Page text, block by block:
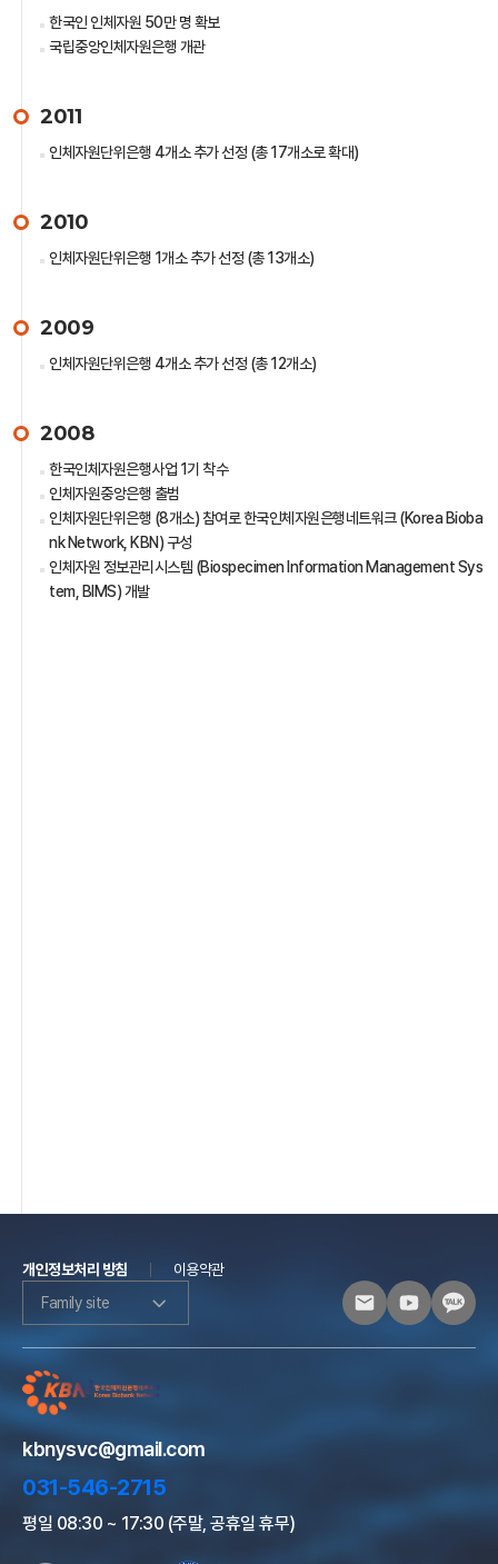
한국인 인체자원 50만 명 확보
국립중앙인체자원은행 개관
2011
인체자원단위은행 4개소 추가 선정 (총 17개소로 확대)
2010
인체자원단위은행 1개소 추가 선정 (총 13개소)
2009
인체자원단위은행 4개소 추가 선정 (총 12개소)
2008
한국인체자원은행사업 1기 착수
인체자원중앙은행 출범
인체자원단위은행 (8개소) 참여로 한국인체자원은행네트워크 (Korea Bioba
nk Network, KBN) 구성
인체자원 정보관리시스템 (Biospecimen Information Management Sys
tem, BIMS) 개발
개인정보처리 방침
이용약관
Family site
kbnysvc@gmail.com
031-546-2715
평일 08:30 ~ 17:30 (주말, 공휴일 휴무)